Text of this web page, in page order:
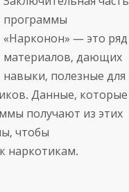
программы
«Нарконон» — это ряд
материалов, дающих
навыки, полезные для
Данные, которые
получают из этих
чтобы
наркотикам.